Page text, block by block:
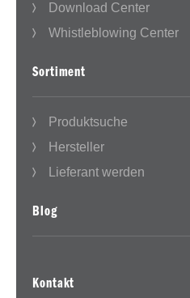
Download Center
Whistleblowing Center
Sortiment
Produktsuche
Hersteller
Lieferant werden
Blog
Kontakt